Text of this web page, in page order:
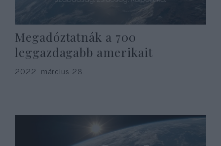
Megadóztatnák a 700
leggazdagabb amerikait
2022. március 28.